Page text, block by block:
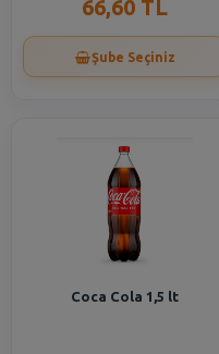
66,60 TL
Şube Seçiniz
Coca Cola 1,5 lt